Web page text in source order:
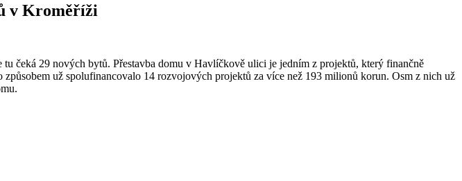
v Kroměříži
čeká 29 nových bytů. Přestavba domu v Havlíčkově ulici je jedním z projektů, který finančně
už spolufinancovalo 14 rozvojových projektů za více než 193 milionů korun. Osm z nich už